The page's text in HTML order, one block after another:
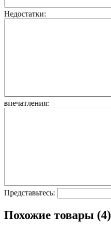
Недостатки:
впечатления:
Представьтесь:
Похожие товары (4)